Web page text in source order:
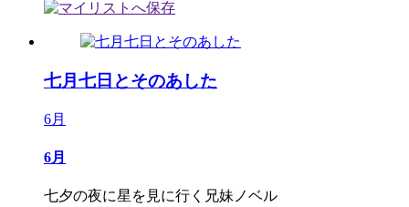
七月七日とそのあした
6月
6月
七夕の夜に星を見に行く兄妹ノベル